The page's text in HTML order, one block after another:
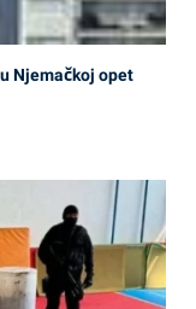
Njemačkoj opet